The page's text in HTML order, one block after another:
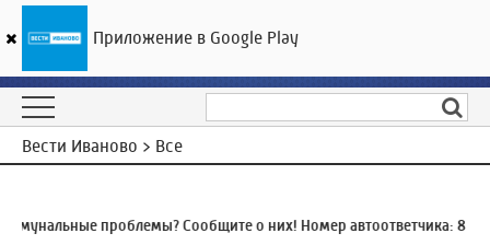
ГТРК «Ивтелерадио»
Вести Иваново > Все
проблемы? Сообщите о них! Номер автоответчика:8
Приложение в Google Play